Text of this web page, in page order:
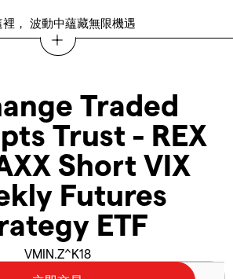
裡， 波動中蘊藏無限機遇
Traded
Trust - REX
Short VIX
Futures
ETF
VMIN.Z^K18